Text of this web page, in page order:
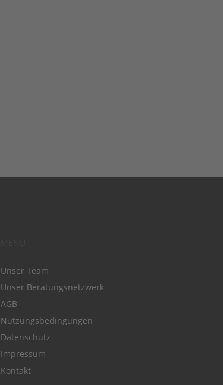
Unser Team
Unser Beratungsnetzwerk
AGB
Nutzungsbedingungen
Datenschutz
Impressum
Kontakt